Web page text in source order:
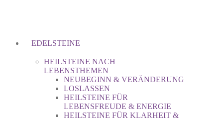
EDELSTEINE
HEILSTEINE NACH
LEBENSTHEMEN
NEUBEGINN & VERÄNDERUNG
LOSLASSEN
HEILSTEINE FÜR
LEBENSFREUDE & ENERGIE
HEILSTEINE FÜR KLARHEIT &